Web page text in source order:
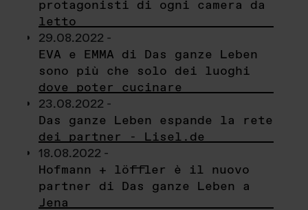
protagonisti di ogni camera da
letto
29.08.2022 -
EVA e EMMA di Das ganze Leben
sono più che solo dei luoghi
dove poter cucinare
23.08.2022 -
Das ganze Leben espande la rete
dei partner - Lisel.de
18.08.2022 -
Hofmann + löffler è il nuovo
partner di Das ganze Leben a
Jena